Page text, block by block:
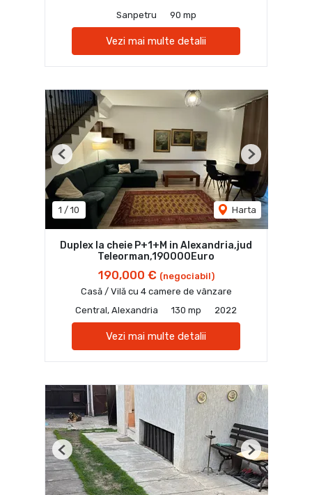
Sanpetru
90 mp
Vezi mai multe detalii
1 / 10 Harta
Previous Next
Duplex la cheie P+1+M in Alexandria,jud
Teleorman,190000Euro
190,000 € (negociabil)
Casă / Vilă cu 4 camere de vânzare
Central, Alexandria
130 mp 2022
Vezi mai multe detalii
Previous Next